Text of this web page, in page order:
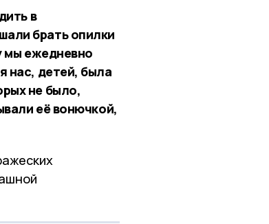
в
брать опилки
мы ежедневно
нас, детей, была
не было,
её вонючкой,